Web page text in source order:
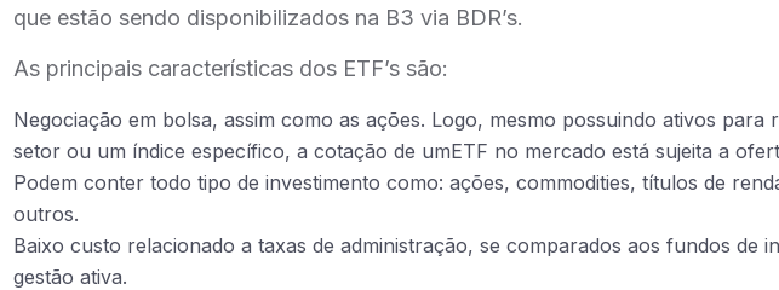
que estão sendo disponibilizados na B3 via BDR’s.
As principais características dos ETF’s são:
Negociação em bolsa, assim como as ações. Logo, mesmo possuindo ativos para
setor ou um índice específico, a cotação de umETF no mercado está sujeita a
Podem conter todo tipo de investimento como: ações, commodities, títulos de
outros.
Baixo custo relacionado a taxas de administração, se comparados aos fundos de
gestão ativa.